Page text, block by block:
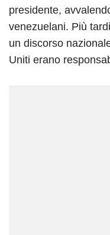
presidente,
venezuelani. Più
un discorso
Uniti erano